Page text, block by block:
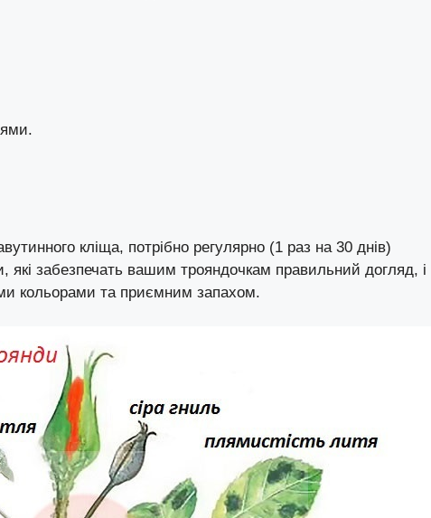
кліща, потрібно регулярно (1 раз на 30 днів)
які забезпечать вашим трояндочкам правильний догляд, і
кольорами та приємним запахом.